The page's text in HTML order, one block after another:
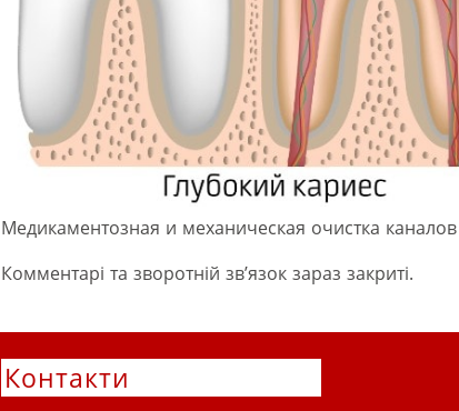
Медикаментозная и механическая очистка каналов
Комментарі та зворотній зв’язок зараз закриті.
Контакти